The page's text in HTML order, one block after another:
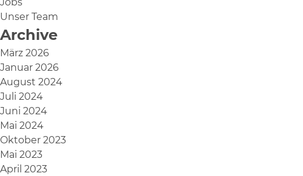
Unser Team
Archive
März 2026
Januar 2026
August 2024
Juli 2024
Juni 2024
Mai 2024
Oktober 2023
Mai 2023
April 2023